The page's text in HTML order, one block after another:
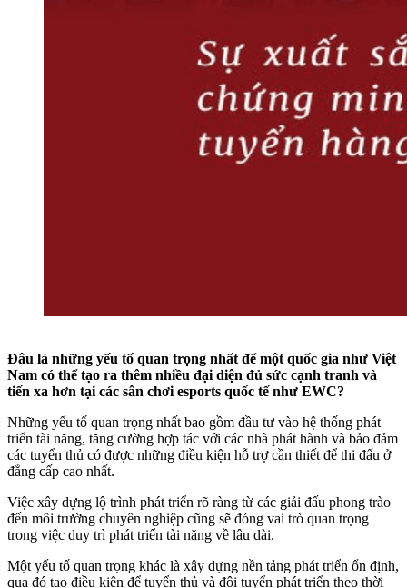
Đâu là những yếu tố quan trọng nhất để một quốc gia như Việt
Nam có thể tạo ra thêm nhiều đại diện đủ sức cạnh tranh và
tiến xa hơn tại các sân chơi esports quốc tế như EWC?
Những yếu tố quan trọng nhất bao gồm đầu tư vào hệ thống phát
triển tài năng, tăng cường hợp tác với các nhà phát hành và bảo đảm
các tuyển thủ có được những điều kiện hỗ trợ cần thiết để thi đấu ở
đẳng cấp cao nhất.
Việc xây dựng lộ trình phát triển rõ ràng từ các giải đấu phong trào
đến môi trường chuyên nghiệp cũng sẽ đóng vai trò quan trọng
trong việc duy trì phát triển tài năng về lâu dài.
Một yếu tố quan trọng khác là xây dựng nền tảng phát triển ổn định,
qua đó tạo điều kiện để tuyển thủ và đội tuyển phát triển theo thời